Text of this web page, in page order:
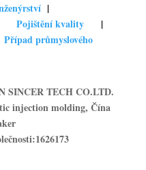
|
Pojištění kvality
|
Případ průmyslového
SINCER TECH CO.LTD.
injection molding, Čína